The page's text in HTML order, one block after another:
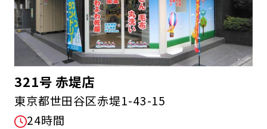
321号 赤堤店
東京都世田谷区赤堤1-43-15
24時間